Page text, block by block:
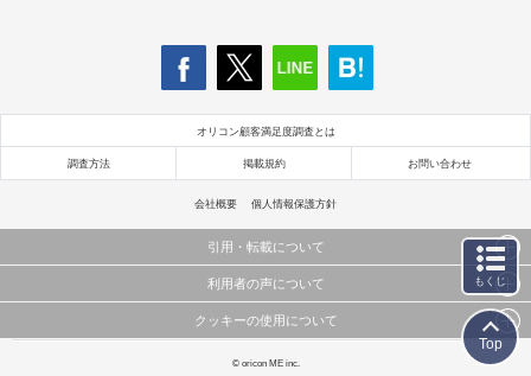
オリコン顧客満足度調査とは
調査方法 掲載規約 お問い合わせ
会社概要 個人情報保護方針
引用・転載について
当サイトで公開されている情報（文字、写真、イラスト、画像データ等）及びこれらの配置・
これらの情報を権利者の許可なく無断転載・複製などの二次利用を行うことは固く禁じており
利用者の声について
当サイトに掲載している内容はすべてサービスの利用者が提出された見解・感想です。
弊社の見解・ 意見ではないことをご理解いただいた上でご覧ください。
クッキーの使用について
このサイトでは Cookie を使用して、ユーザーに合わせたコンテンツや広告の表示、ソーシャル
© oricon ME inc.
もくじ
Top